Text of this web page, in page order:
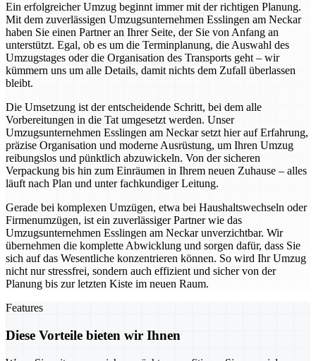
Ein erfolgreicher Umzug beginnt immer mit der richtigen Planung.
Mit dem zuverlässigen Umzugsunternehmen Esslingen am Neckar
haben Sie einen Partner an Ihrer Seite, der Sie von Anfang an
unterstützt. Egal, ob es um die Terminplanung, die Auswahl des
Umzugstages oder die Organisation des Transports geht – wir
kümmern uns um alle Details, damit nichts dem Zufall überlassen
bleibt.
Die Umsetzung ist der entscheidende Schritt, bei dem alle
Vorbereitungen in die Tat umgesetzt werden. Unser
Umzugsunternehmen Esslingen am Neckar setzt hier auf Erfahrung,
präzise Organisation und moderne Ausrüstung, um Ihren Umzug
reibungslos und pünktlich abzuwickeln. Von der sicheren
Verpackung bis hin zum Einräumen in Ihrem neuen Zuhause – alles
läuft nach Plan und unter fachkundiger Leitung.
Gerade bei komplexen Umzügen, etwa bei Haushaltswechseln oder
Firmenumzügen, ist ein zuverlässiger Partner wie das
Umzugsunternehmen Esslingen am Neckar unverzichtbar. Wir
übernehmen die komplette Abwicklung und sorgen dafür, dass Sie
sich auf das Wesentliche konzentrieren können. So wird Ihr Umzug
nicht nur stressfrei, sondern auch effizient und sicher von der
Planung bis zur letzten Kiste im neuen Raum.
Features
Diese Vorteile bieten wir Ihnen